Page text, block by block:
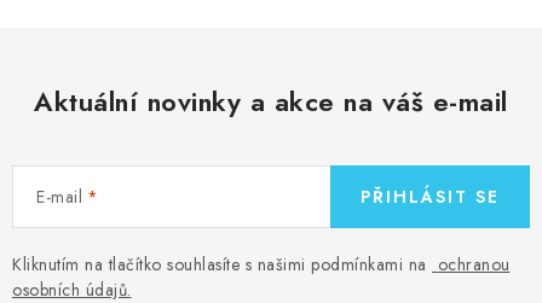
Aktuální novinky a akce na váš e-mail
E-mail
Kliknutím na tlačítko souhlasíte s našimi podmínkami na ochranou
osobních údajů.
PŘIHLÁSIT SE